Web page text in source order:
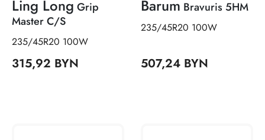
Ling Long Grip
Master C/S
235/45R20 100W
315,92 BYN
Barum Bravuris 5HM
235/45R20 100W
507,24 BYN